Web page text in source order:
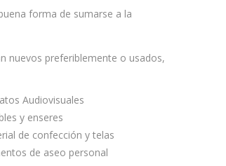
forma de sumarse a la
nuevos preferiblemente o usados,
Audiovisuales
y enseres
de confección y telas
de aseo personal